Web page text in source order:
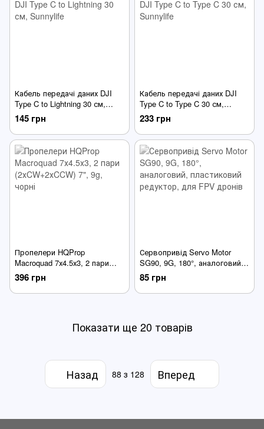
Кабель передачі даних DJI
Type C to Lightning 30 см,
Sunnylife
145 грн
Кабель передачі даних DJI
Type C to Type C 30 см,
Sunnylife
233 грн
Пропелери HQProp
Macroquad 7х4.5х3, 2 пари
(2хCW+2хCCW) 7", 9g, чорні
396 грн
Сервопривід Servo Motor
SG90, 9G, 180°, аналоговий,
пластиковий редуктор, для
FPV дронів
85 грн
Показати ще 20 товарів
Назад 88 з 128 Вперед